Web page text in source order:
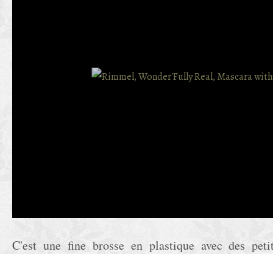
C'est une fine brosse en plastique avec des